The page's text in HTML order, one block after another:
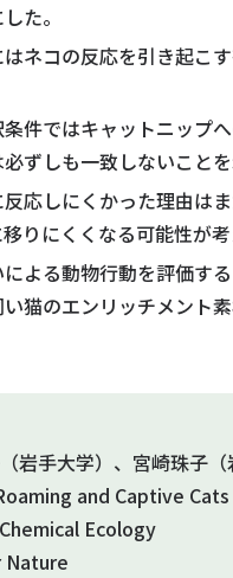
た。
ネコの反応を引き起こ
条件ではキャットニップ
ずしも一致しないことを
応しにくかった理由は
りにくくなる可能性が考
よる動物行動を評価す
猫のエンリッチメント
岩手大学）、宮崎珠子
and Captive
Ecology
Nature